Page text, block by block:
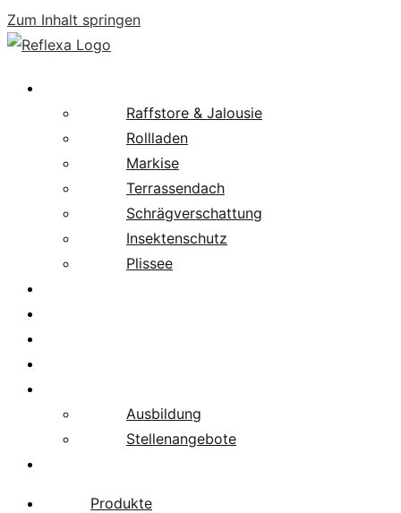
Zum Inhalt springen
Raffstore & Jalousie
Rollladen
Markise
Terrassendach
Schrägverschattung
Insektenschutz
Plissee
Ausbildung
Stellenangebote
Produkte